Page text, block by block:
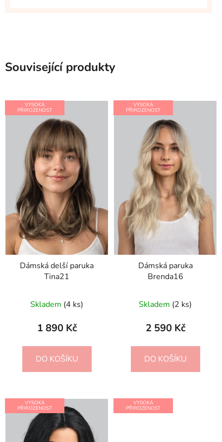
Související produkty
VYSOKÁ
PŘIROZENOST
Dámská delší paruka
Tina21
Skladem (4 ks)
1 890 Kč
DO KOŠÍKU
VYSOKÁ
PŘIROZENOST
Dámská paruka
Brenda16
Skladem (2 ks)
2 590 Kč
DO KOŠÍKU
VYSOKÁ
PŘIROZENOST
VYSOKÁ
PŘIROZENOST